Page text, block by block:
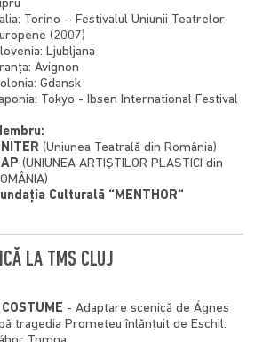
Torino – Festivalul Uniunii Teatrelor
(2007)
Ljubljana
Avignon
Gdansk
Tokyo - Ibsen International Festival
(Uniunea Teatrală din România)
(UNIUNEA ARTIŞTILOR PLASTICI din
Culturală “MENTHOR“
LA TMS CLUJ
- Adaptare scenică de Ágnes
tragedia Prometeu înlănțuit de Eschil: